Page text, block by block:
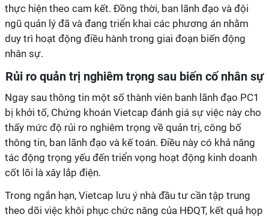
thực hiện theo cam kết. Đồng thời, ban lãnh đạo và đội
ngũ quản lý đã và đang triển khai các phương án nhằm
duy trì hoạt động điều hành trong giai đoạn biến động
nhân sự.
Rủi ro quản trị nghiêm trọng sau biến cố nhân sự
Ngay sau thông tin một số thành viên banh lãnh đạo PC1
bị khởi tố, Chứng khoán Vietcap đánh giá sự việc này cho
thấy mức độ rủi ro nghiêm trọng về quản trị, công bố
thông tin, ban lãnh đạo và kế toán. Điều này có khả năng
tác động trọng yếu đến triển vọng hoạt động kinh doanh
cốt lõi là xây lắp điện.
Trong ngắn hạn, Vietcap lưu ý nhà đầu tư cần tập trung
theo dõi việc khôi phục chức năng của HĐQT, kết quả họp